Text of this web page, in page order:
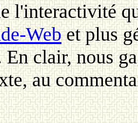
l'interactivité
Webet plus
clair, nous
au